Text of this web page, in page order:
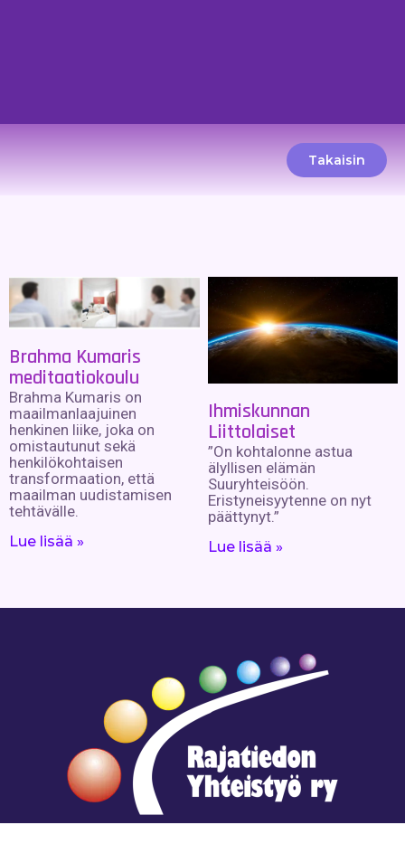
Takaisin
Brahma Kumaris
meditaatiokoulu
Brahma Kumaris on
maailmanlaajuinen
henkinen liike, joka on
omistautunut sekä
henkilökohtaisen
transformaation, että
maailman uudistamisen
tehtävälle.
Lue lisää »
Ihmiskunnan
Liittolaiset
”On kohtalonne astua
älyllisen elämän
Suuryhteisöön.
Eristyneisyytenne on nyt
päättynyt.”
Lue lisää »